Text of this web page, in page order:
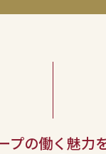
プの働く魅力